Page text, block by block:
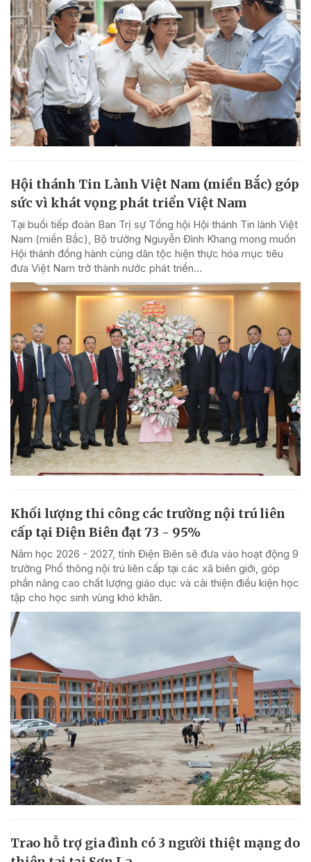
Hội thánh Tin Lành Việt Nam (miền Bắc) góp
sức vì khát vọng phát triển Việt Nam
Tại buổi tiếp đoàn Ban Trị sự Tổng hội Hội thánh Tin lành Việt
Nam (miền Bắc), Bộ trưởng Nguyễn Đình Khang mong muốn
Hội thánh đồng hành cùng dân tộc hiện thực hóa mục tiêu
đưa Việt Nam trở thành nước phát triển...
Khối lượng thi công các trường nội trú liên
cấp tại Điện Biên đạt 73 - 95%
Năm học 2026 - 2027, tỉnh Điện Biên sẽ đưa vào hoạt động 9
trường Phổ thông nội trú liên cấp tại các xã biên giới, góp
phần nâng cao chất lượng giáo dục và cải thiện điều kiện học
tập cho học sinh vùng khó khăn.
Trao hỗ trợ gia đình có 3 người thiệt mạng do